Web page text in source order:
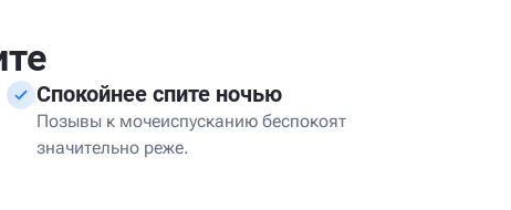
Спокойнее спите ночью
Позывы к мочеиспусканию беспокоят
значительно реже.